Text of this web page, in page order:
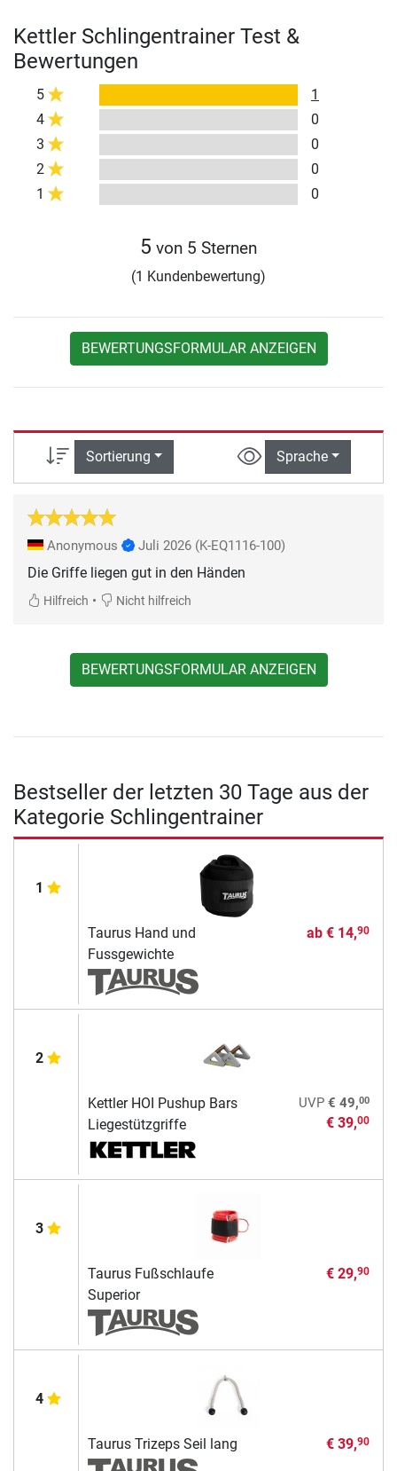
Kettler Schlingentrainer Test &
Bewertungen
5
1
4
0
3
0
2
0
1
0
5 von 5 Sternen
(1 Kundenbewertung)
BEWERTUNGSFORMULAR ANZEIGEN
Sortierung Sprache
Anonymous Juli 2026 (K-EQ1116-100)
Die Griffe liegen gut in den Händen
Hilfreich • Nicht hilfreich
BEWERTUNGSFORMULAR ANZEIGEN
Bestseller der letzten 30 Tage aus der
Kategorie Schlingentrainer
1
Taurus Hand und
Fussgewichte
ab € 14,90
2
Kettler HOI Pushup Bars
Liegestützgriffe
UVP € 49,00
€ 39,00
3
Taurus Fußschlaufe
Superior
€ 29,90
4
Taurus Trizeps Seil lang € 39,90